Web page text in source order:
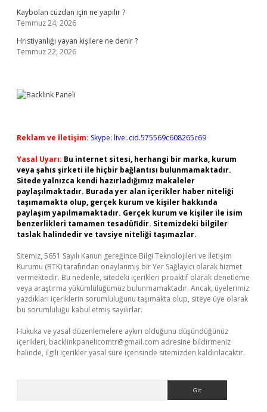
Kaybolan cüzdan için ne yapılır ?
Temmuz 24, 2026
Hristiyanlığı yayan kişilere ne denir ?
Temmuz 22, 2026
Reklam ve İletişim: Skype: live:.cid.575569c608265c69
Yasal Uyarı: Bu internet sitesi, herhangi bir marka, kurum
veya şahıs şirketi ile hiçbir bağlantısı bulunmamaktadır.
Sitede yalnızca kendi hazırladığımız makaleler
paylaşılmaktadır. Burada yer alan içerikler haber niteliği
taşımamakta olup, gerçek kurum ve kişiler hakkında
paylaşım yapılmamaktadır. Gerçek kurum ve kişiler ile isim
benzerlikleri tamamen tesadüfidir. Sitemizdeki bilgiler
taslak halindedir ve tavsiye niteliği taşımazlar.
Sitemiz, 5651 Sayılı Kanun gereğince Bilgi Teknolojileri ve İletişim
Kurumu (BTK) tarafından onaylanmış bir Yer Sağlayıcı olarak hizmet
vermektedir. Bu nedenle, sitedeki içerikleri proaktif olarak denetleme
veya araştırma yükümlülüğümüz bulunmamaktadır. Ancak, üyelerimiz
yazdıkları içeriklerin sorumluluğunu taşımakta olup, siteye üye olarak
bu sorumluluğu kabul etmiş sayılırlar.
Hukuka ve yasal düzenlemelere aykırı olduğunu düşündüğünüz
içerikleri, backlinkpanelicomtr@gmail.com adresine bildirmeniz
halinde, ilgili içerikler yasal süre içerisinde sitemizden kaldırılacaktır.